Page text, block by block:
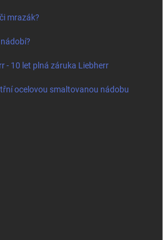
mrazák?
- 10 let plná záruka Liebherr
ocelovou smaltovanou nádobu